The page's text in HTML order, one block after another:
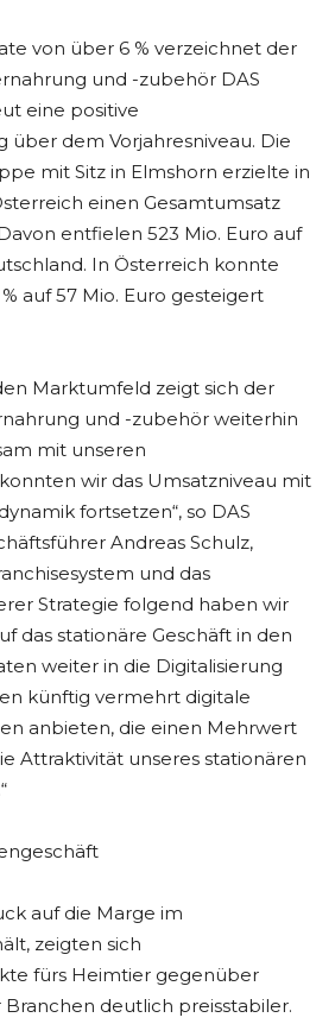
von über 6 % verzeichnet der
und -zubehör DAS
eine positive
über dem Vorjahresniveau. Die
mit Sitz in Elmshorn erzielte in
einen Gesamtumsatz
entfielen 523 Mio. Euro auf
In Österreich konnte
auf 57 Mio. Euro gesteigert
Marktumfeld zeigt sich der
und -zubehör weiterhin
mit unseren
wir das Umsatzniveau mit
fortsetzen“, so DAS
Andreas Schulz,
und das
Strategie folgend haben wir
das stationäre Geschäft in den
weiter in die Digitalisierung
künftig vermehrt digitale
anbieten, die einen Mehrwert
Attraktivität unseres stationären
auf die Marge im
zeigten sich
fürs Heimtier gegenüber
deutlich preisstabiler.